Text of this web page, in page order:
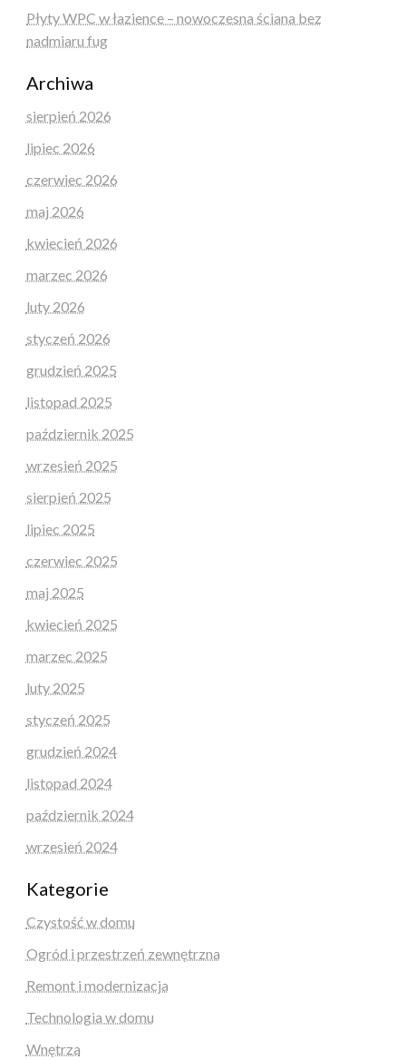
Płyty WPC w łazience – nowoczesna ściana bez
nadmiaru fug
Archiwa
sierpień 2026
lipiec 2026
czerwiec 2026
maj 2026
kwiecień 2026
marzec 2026
luty 2026
styczeń 2026
grudzień 2025
listopad 2025
październik 2025
wrzesień 2025
sierpień 2025
lipiec 2025
czerwiec 2025
maj 2025
kwiecień 2025
marzec 2025
luty 2025
styczeń 2025
grudzień 2024
listopad 2024
październik 2024
wrzesień 2024
Kategorie
Czystość w domu
Ogród i przestrzeń zewnętrzna
Remont i modernizacja
Technologia w domu
Wnętrza